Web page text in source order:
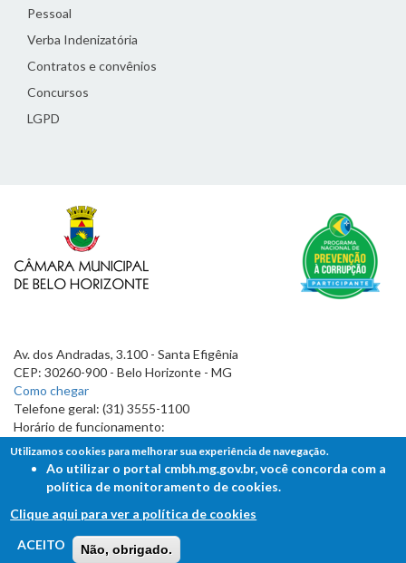
Pessoal
Verba Indenizatória
Contratos e convênios
Concursos
LGPD
Av. dos Andradas, 3.100 - Santa Efigênia
CEP: 30260-900 - Belo Horizonte - MG
Como chegar
Telefone geral: (31) 3555-1100
Horário de funcionamento:
7h às 19h
FALE COM A CÂMARA
Ouvidoria - Lei de Acesso à Informação
Utilizamos cookies para melhorar sua experiência de navegação.
Ao utilizar o portal cmbh.mg.gov.br, você concorda com a
política de monitoramento de cookies.
Clique aqui para ver a política de cookies
ACEITO
Não, obrigado.